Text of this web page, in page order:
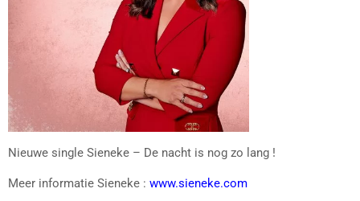
Nieuwe single Sieneke – De nacht is nog zo lang !
Meer informatie Sieneke : www.sieneke.com